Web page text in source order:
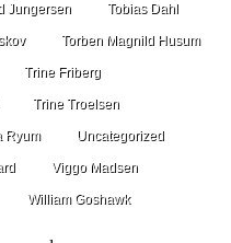
Jungersen Tobias Dahl
Torben Magnild Husum
Trine Friberg
Trine Troelsen
Ryum Uncategorized
Viggo Madsen
William Goshawk